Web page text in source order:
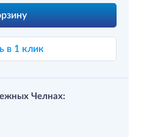
в 1 клик
Челнах: